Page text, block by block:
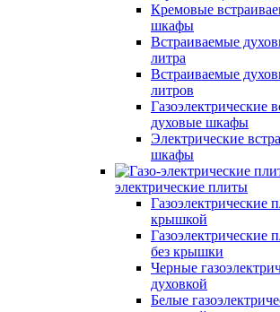
Кремовые
шкафы
Встраиваемые
литра
Встраиваемые
литров
Газоэлектрические
духовые шкафы
Электрические
шкафы
электрические плиты
Газоэлектрические
крышкой
Газоэлектрические
без крышки
Черные
духовкой
Белые